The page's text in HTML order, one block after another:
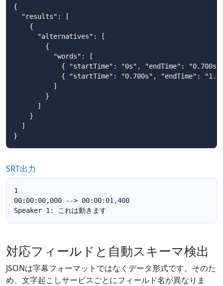
{
  "results": [
    {
      "alternatives": [
        {
          "words": [
{ "startTime": "0s", "endTime":
{ "startTime": "0.700s", "endTime":
          ]
        }
      ]
    }
  ]
}
SRT出力
1
00:00:00,000 --> 00:00:01,400
Speaker 1: これは動きます
対応フィールドと自動スキーマ検出
JSONは字幕フォーマットではなくデータ形式です。そのた
め、文字起こしサービスごとにフィールド名が異なりま